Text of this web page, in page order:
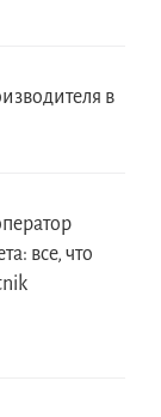
в
все, что